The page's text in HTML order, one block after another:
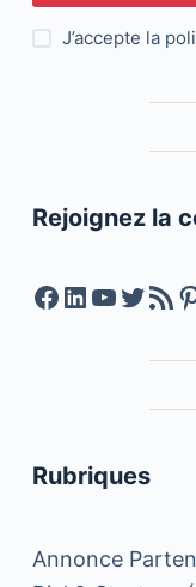
J’accepte la
Rejoignez la
Facebook
LinkedIn
Feed
Rubriques
Annonce